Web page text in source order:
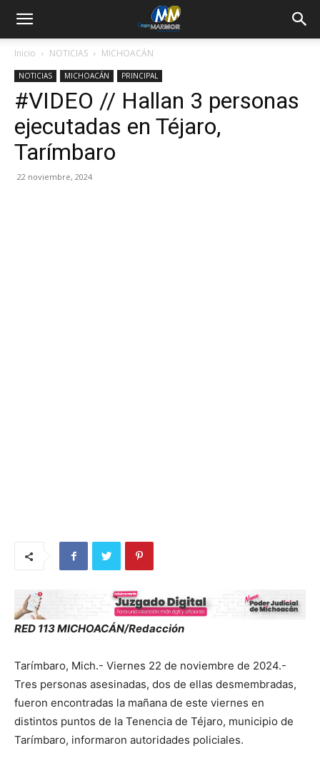
Inicio NOTICIAS MICHOACÁN
NOTICIAS MICHOACÁN PRINCIPAL
#VIDEO // Hallan 3 personas
ejecutadas en Téjaro,
Tarímbaro
22 noviembre, 2024
RED 113 MICHOACÁN/Redacción
Tarímbaro, Mich.- Viernes 22 de noviembre de 2024.-
Tres personas asesinadas, dos de ellas desmembradas,
fueron encontradas la mañana de este viernes en
distintos puntos de la Tenencia de Téjaro, municipio de
Tarímbaro, informaron autoridades policiales.